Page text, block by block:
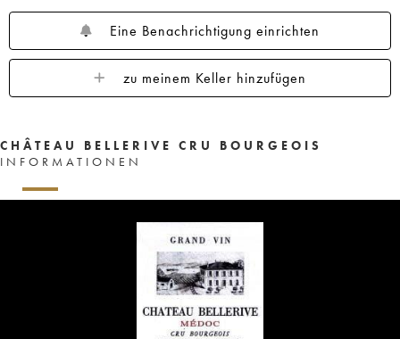
Eine Benachrichtigung einrichten
zu meinem Keller hinzufügen
CHÂTEAU BELLERIVE CRU BOURGEOIS
INFORMATIONEN